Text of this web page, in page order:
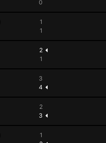
0
1
1
2
1
3
4
2
3
1